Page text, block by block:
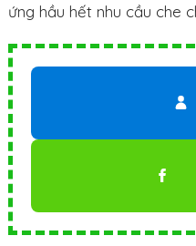
ứng hầu hết nhu cầu che